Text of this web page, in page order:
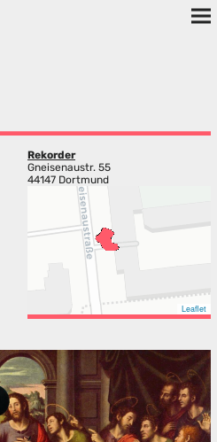
Rekorder
Gneisenaustr. 55
44147 Dortmund
Leaflet